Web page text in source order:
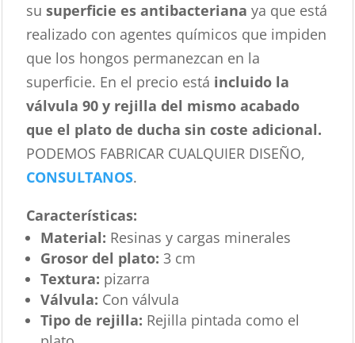
susuperficie es antibacterianaya que está
realizado con agentes químicos que impiden
que los hongos permanezcan en la
superficie. En el precio está incluido la
válvula 90 y rejilla del mismo acabado
que el plato de ducha sin coste adicional.
PODEMOS FABRICAR CUALQUIER DISEÑO,
CONSULTANOS.
Características:
Material: Resinas y cargas minerales
Grosor del plato: 3 cm
Textura: pizarra
Válvula: Con válvula
Tipo de rejilla: Rejilla pintada como el